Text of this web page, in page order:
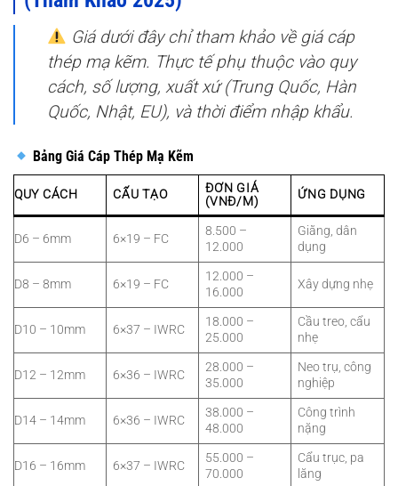
Giá dưới đây chỉ tham khảo về giá cáp
thép mạ kẽm. Thực tế phụ thuộc vào quy
cách, số lượng, xuất xứ (Trung Quốc, Hàn
Quốc, Nhật, EU), và thời điểm nhập khẩu.
Bảng Giá Cáp Thép Mạ Kẽm
QUY CÁCH CẤU TẠO
ĐƠN GIÁ
(VNĐ/M)
ỨNG DỤNG
D6 – 6mm 6×19 – FC
8.500 –
12.000
Giằng, dân
dụng
D8 – 8mm 6×19 – FC
12.000 –
16.000
Xây dựng nhẹ
D10 – 10mm 6×37 – IWRC
18.000 –
25.000
Cầu treo, cẩu
nhẹ
D12 – 12mm 6×36 – IWRC
28.000 –
35.000
Neo trụ, công
nghiệp
D14 – 14mm 6×36 – IWRC
38.000 –
48.000
Công trình
nặng
D16 – 16mm 6×37 – IWRC
55.000 –
70.000
Cẩu trục, pa
lăng